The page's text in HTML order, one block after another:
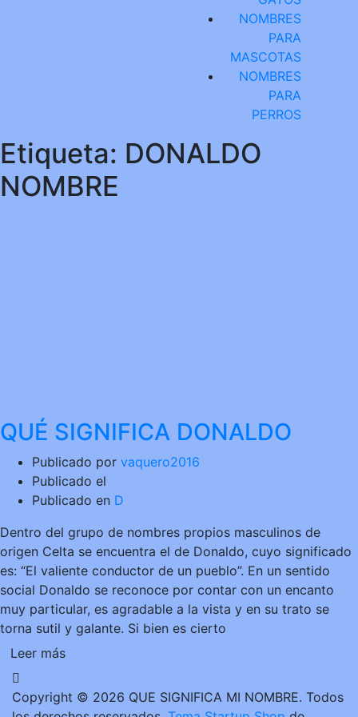
NOMBRES
PARA
MASCOTAS
NOMBRES
PARA
PERROS
Etiqueta: DONALDO
NOMBRE
QUÉ SIGNIFICA DONALDO
Publicado por vaquero2016
Publicado el
Publicado en D
Dentro del grupo de nombres propios masculinos de
origen Celta se encuentra el de Donaldo, cuyo significado
es: “El valiente conductor de un pueblo”. En un sentido
social Donaldo se reconoce por contar con un encanto
muy particular, es agradable a la vista y en su trato se
torna sutil y galante. Si bien es cierto
Leer más
Copyright © 2026 QUE SIGNIFICA MI NOMBRE. Todos